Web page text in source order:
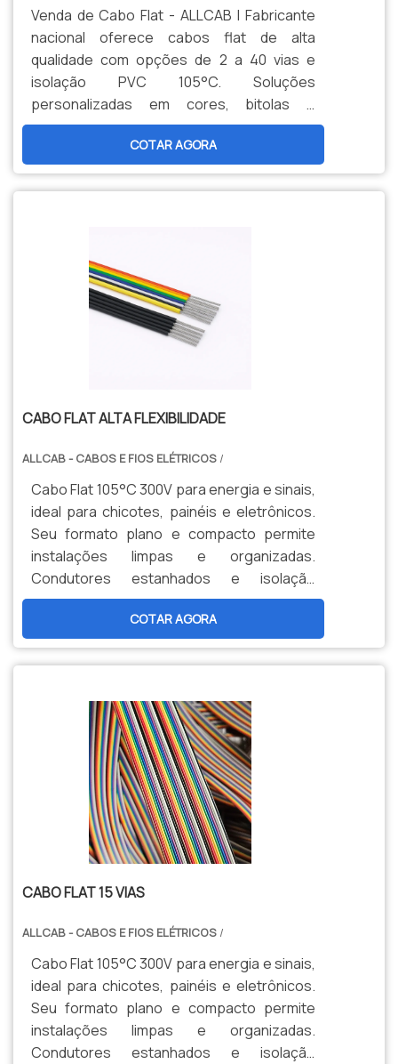
Venda de Cabo Flat - ALLCAB | Fabricante
nacional oferece cabos flat de alta
qualidade com opções de 2 a 40 vias e
isolação PVC 105°C. Soluções
personalizadas em cores, bitolas e
comprimentos para atender projetos
específicos. Entrega ágil e atendimento
técnico especializado para automação,
controle e aplicações industriais.
COTAR AGORA
CABO FLAT ALTA FLEXIBILIDADE
ALLCAB - CABOS E FIOS ELÉTRICOS /
Cabo Flat 105°C 300V para energia e sinais,
ideal para chicotes, painéis e eletrônicos.
Seu formato plano e compacto permite
instalações limpas e organizadas.
Condutores estanhados e isolação
termorresistente garantem confiabilidade
e alta durabilidade.COTAR AGORA
CABO FLAT 15 VIAS
ALLCAB - CABOS E FIOS ELÉTRICOS /
Cabo Flat 105°C 300V para energia e sinais,
ideal para chicotes, painéis e eletrônicos.
Seu formato plano e compacto permite
instalações limpas e organizadas.
Condutores estanhados e isolação